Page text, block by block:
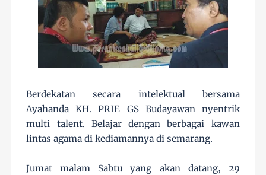
Berdekatan secara intelektual bersama
Ayahanda KH. PRIE GS Budayawan nyentrik
multi talent. Belajar dengan berbagai kawan
lintas agama di kediamannya di semarang.
Jumat malam Sabtu yang akan datang, 29